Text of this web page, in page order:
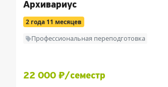
Архивариус
2 года 11 месяцев
Профессиональная переподготовка
22 000 ₽/семестр